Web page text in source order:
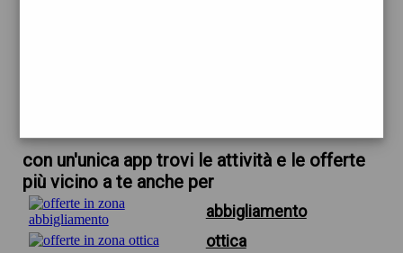
con un'unica app trovi le attività e le offerte
più vicino a te anche per
abbigliamento
ottica